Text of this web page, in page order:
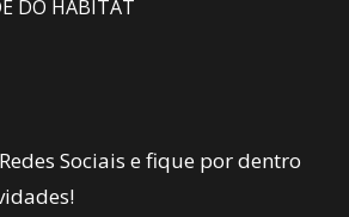
DO HABITAT
Sociais e fique por dentro